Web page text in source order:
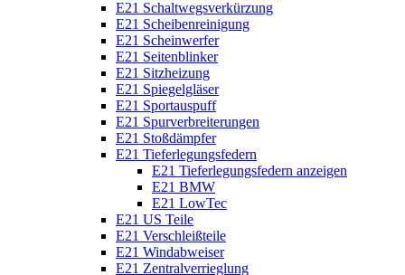
E21 Schaltwegsverkürzung
E21 Scheibenreinigung
E21 Scheinwerfer
E21 Seitenblinker
E21 Sitzheizung
E21 Spiegelgläser
E21 Sportauspuff
E21 Spurverbreiterungen
E21 Stoßdämpfer
E21 Tieferlegungsfedern
E21 Tieferlegungsfedern anzeigen
E21 BMW
E21 LowTec
E21 US Teile
E21 Verschleißteile
E21 Windabweiser
E21 Zentralverrieglung